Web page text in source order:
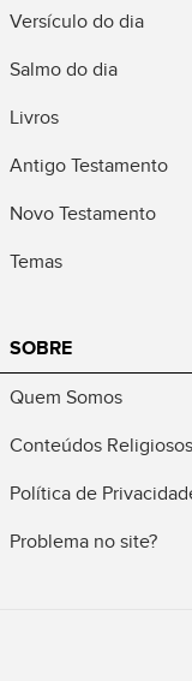
Versículo do dia
Salmo do dia
Livros
Antigo Testamento
Novo Testamento
Temas
SOBRE
Quem Somos
Conteúdos Religiosos
Política de
Problema no site?